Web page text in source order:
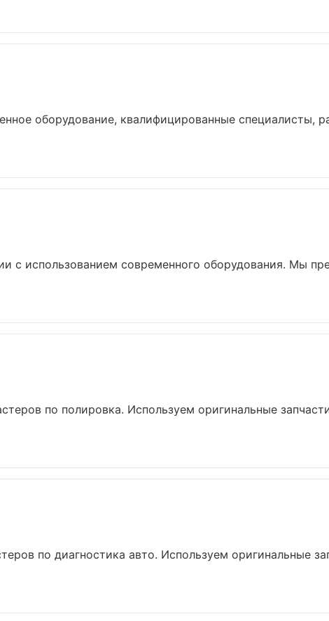
оборудование, квалифицированные специалисты,
с использованием современного оборудования. Мы
по полировка. Используем оригинальные
по диагностика авто. Используем оригинальные